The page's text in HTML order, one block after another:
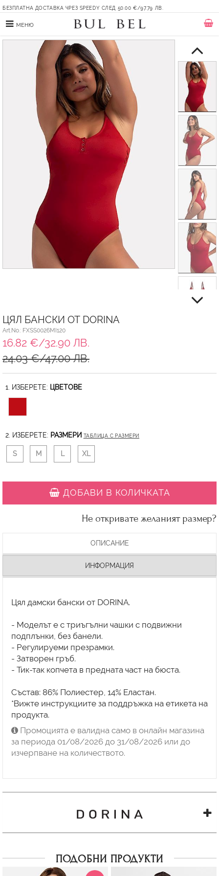
БЕЗПЛАТНА ДОСТАВКА ЧРЕЗ SPEEDY СЛЕД 50.00 €/97.79 ЛВ.
МЕНЮ
ЦЯЛ БАНСКИ ОТ DORINA
Art.No.: FXSS0026MI120
16.82 €/32.90 ЛВ.
24.03 €/47.00 ЛВ.
1. ИЗБЕРЕТЕ: ЦВЕТОВЕ
2. ИЗБЕРЕТЕ: РАЗМЕРИ ТАБЛИЦА С РАЗМЕРИ
S M L XL
ДОБАВИ В КОЛИЧКАТА
Не откривате желаният размер?
ОПИСАНИЕ
ИНФОРМАЦИЯ
Цял дамски бански от DORINA.
- Моделът е с триъгълни чашки с подвижни
подплънки, без банели.
- Регулируеми презрамки.
- Затворен гръб.
- Тик-так копчета в предната част на бюста.
Състав: 86% Полиестер, 14% Еластан.
*Вижте инструкциите за поддръжка на етикета на
продукта.
Промоцията е валидна само в онлайн магазина
за периода 01/08/2026 до 31/08/2026 или до
изчерпване на количеството.
ПОДОБНИ ПРОДУКТИ